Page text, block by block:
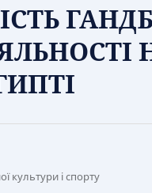
культури і спорту